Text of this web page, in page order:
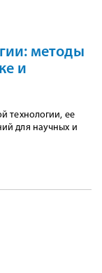
методы
и
технологии, ее
для научных и